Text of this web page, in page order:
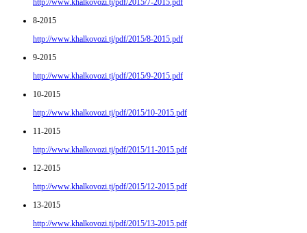
http://www.khalkovozi.tj/pdf/2015/7-2015.pdf
8-2015
http://www.khalkovozi.tj/pdf/2015/8-2015.pdf
9-2015
http://www.khalkovozi.tj/pdf/2015/9-2015.pdf
10-2015
http://www.khalkovozi.tj/pdf/2015/10-2015.pdf
11-2015
http://www.khalkovozi.tj/pdf/2015/11-2015.pdf
12-2015
http://www.khalkovozi.tj/pdf/2015/12-2015.pdf
13-2015
http://www.khalkovozi.tj/pdf/2015/13-2015.pdf